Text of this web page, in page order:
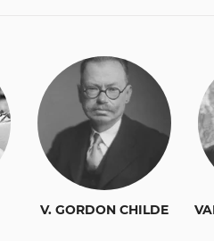
V. GORDON CHILDE